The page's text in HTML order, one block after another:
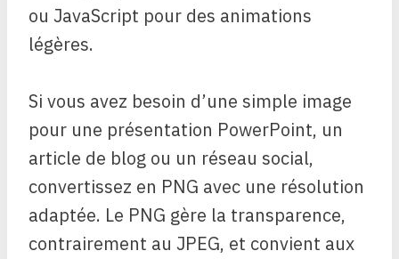
ou JavaScript pour des animations
légères.
Si vous avez besoin d’une simple image
pour une présentation PowerPoint, un
article de blog ou un réseau social,
convertissez en PNG avec une résolution
adaptée. Le PNG gère la transparence,
contrairement au JPEG, et convient aux